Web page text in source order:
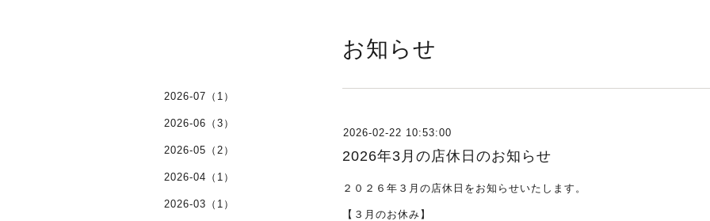
お知らせ
2026-02-22 10:53:00
2026年3月の店休日のお知らせ
２０２６年３月の店休日をお知らせいたします。
【３月のお休み】
2026-07（1）
2026-06（3）
2026-05（2）
2026-04（1）
2026-03（1）